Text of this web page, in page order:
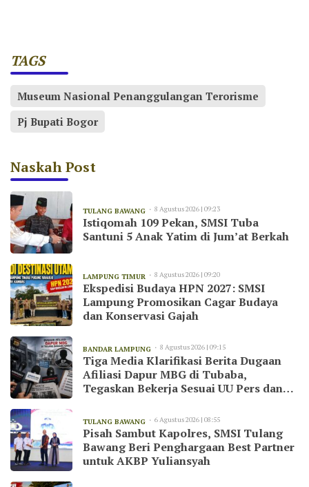
TAGS
Museum Nasional Penanggulangan Terorisme
Pj Bupati Bogor
Naskah Post
TULANG BAWANG 8 Agustus 2026 | 09:23
Istiqomah 109 Pekan, SMSI Tuba
Santuni 5 Anak Yatim di Jum’at Berkah
LAMPUNG TIMUR 8 Agustus 2026 | 09:20
Ekspedisi Budaya HPN 2027: SMSI
Lampung Promosikan Cagar Budaya
dan Konservasi Gajah
BANDAR LAMPUNG 8 Agustus 2026 | 09:15
Tiga Media Klarifikasi Berita Dugaan
Afiliasi Dapur MBG di Tubaba,
Tegaskan Bekerja Sesuai UU Pers dan
TULANG BAWANG 6 Agustus 2026 | 08:55
Pisah Sambut Kapolres, SMSI Tulang
Bawang Beri Penghargaan Best Partner
untuk AKBP Yuliansyah